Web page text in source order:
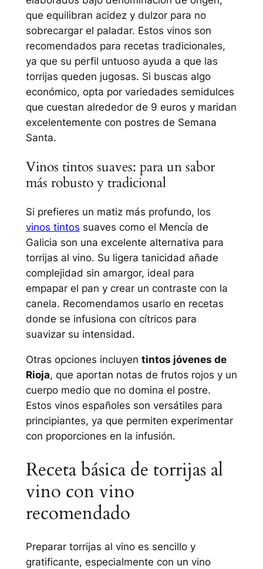
que equilibran acidez y dulzor para no
sobrecargar el paladar. Estos vinos son
recomendados para recetas tradicionales,
ya que su perfil untuoso ayuda a que las
torrijas queden jugosas. Si buscas algo
económico, opta por variedades semidulces
que cuestan alrededor de 9 euros y maridan
excelentemente con postres de Semana
Santa.
Vinos tintos suaves: para un sabor
más robusto y tradicional
Si prefieres un matiz más profundo, los
vinos tintos suaves como el Mencía de
Galicia son una excelente alternativa para
torrijas al vino. Su ligera tanicidad añade
complejidad sin amargor, ideal para
empapar el pan y crear un contraste con la
canela. Recomendamos usarlo en recetas
donde se infusiona con cítricos para
suavizar su intensidad.
Otras opciones incluyen tintos jóvenes de
Rioja, que aportan notas de frutos rojos y un
cuerpo medio que no domina el postre.
Estos vinos españoles son versátiles para
principiantes, ya que permiten experimentar
con proporciones en la infusión.
Receta básica de torrijas al
vino con vino
recomendado
Preparar torrijas al vino es sencillo y
gratificante, especialmente con un vino